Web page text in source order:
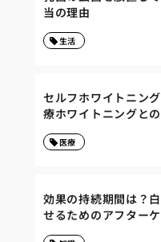
当の理由
生活
セルフホワイトニン
療ホワイトニングと
医療
効果の持続期間は？
せるためのアフター